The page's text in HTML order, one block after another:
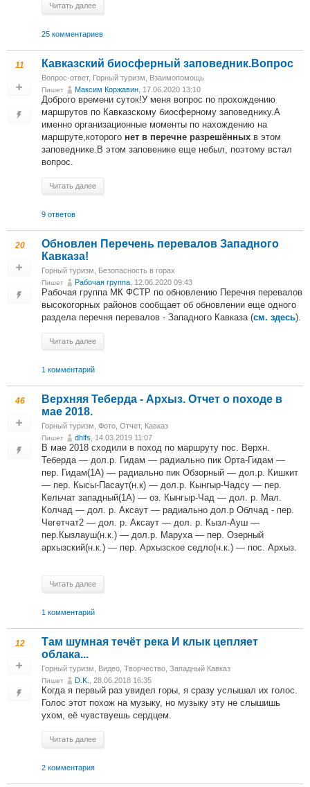
Читать далее
25 комментариев
11 Кавказский биосферный заповедник.Вопрос
Вопрос-ответ, Горный туризм Взаимопомощь
Пишет Максим Коржавин , 17.06.2020 13:10
Доброго времени суток!У меня вопрос по прохождению
маршрутов по Кавказскому биосферному заповеднику.А
именно организационные моменты по нахождению на
маршруте,которого нет в перечне разрешённых в этом
заповеднике.В этом заповенике еще небыл, поэтому встал
вопрос.
Читать далее
9 ответов
20
Обновлен Перечень перевалов Западного
Кавказа!
Горный туризм Безопасность в горах
Пишет Рабочая группа , 12.06.2020 09:43
Рабочая группа МК ФСТР по обновлению Перечня перевалов
высокогорных районов сообщает об обновлении еще одного
раздела перечня перевалов - Западного Кавказа (см. здесь).
Читать далее
1 комментарий
46
Верхняя Теберда - Архыз. Отчет о походе в
мае 2018.
Горный туризм Фото Отчет, Кавказ
Пишет dhlfs , 14.03.2019 11:07
В мае 2018 сходили в поход по маршруту пос. Верхн.
Теберда — дол.р. Гидам — радиально пик Орта-Гидам —
пер. Гидам(1А) — радиально пик Обзорный — дол.р. Кишкит
— пер. Кысы-Пасаут(н.к) — дол.р. Кынгыр-Чадсу — пер.
Кельчат западный(1А) — оз. Кынгыр-Чад — дол. р. Мал.
Колчад — дол. р. Аксаут — радиально дол.р Облчад - пер.
Чегетчат2 — дол. р. Аксаут — дол. р. Кызл-Ауш —
пер.Кызлауш(н.к.) — дол.р. Маруха — пер. Озерный
архызский(н.к.) — пер. Архызское седло(н.к.) — пос. Архыз.
Читать далее
1 комментарий
12
Там шумная течёт река И клык цепляет
облака...
Горный туризм Видео Творчество Западный Кавказ
Пишет D.K. , 28.06.2018 16:35
Когда я первый раз увидел горы, я сразу услышал их голос.
Голос этот похож на музыку, но музыку эту не слышишь
ухом, её чувствуешь сердцем.
Читать далее
2 комментария